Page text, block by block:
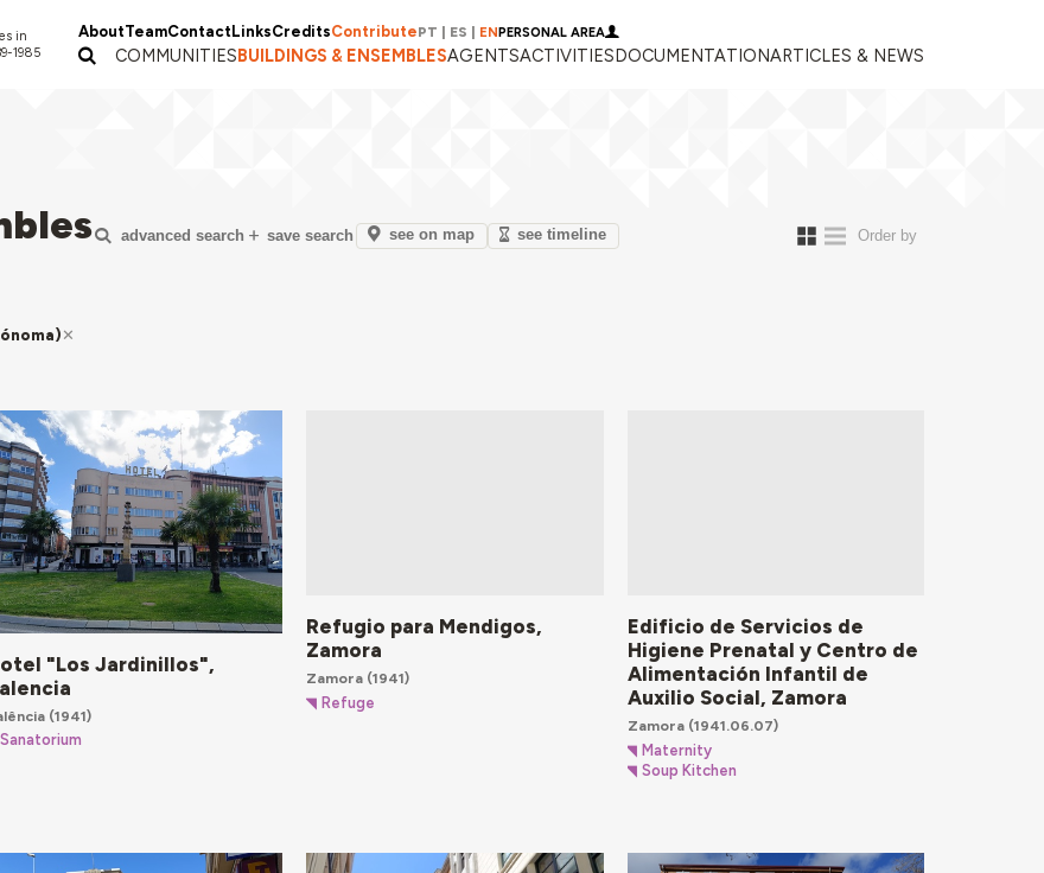
in
1985
AboutTeamContactLinksCreditsContributePT ES ENPERSONAL AREA
COMMUNITIESBUILDINGS & ENSEMBLESAGENTSACTIVITIESDOCUMENTATIONARTICLES & NEWS
advanced search save search see on map see timeline
"Los Jardinillos",
(1941)
Sanatorium
Refugio para Mendigos,
Zamora
Zamora (1941)
Refuge
Edificio de Servicios de
Higiene Prenatal y Centro de
Alimentación Infantil de
Auxilio Social, Zamora
Zamora(1941.06.07)
Maternity
Soup Kitchen